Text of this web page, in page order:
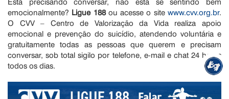
emocionalmente? Ligue 188ou acesse o sitewww.cvv.org.br.
O CVV – Centro de Valorização da Vida realiza apoio
emocional e prevenção do suicídio, atendendo voluntária e
gratuitamente todas as pessoas que querem e precisam
conversar, sob total sigilo por telefone, e-mail e chat 24 horas
todos os dias.